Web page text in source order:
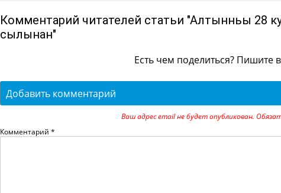
Комментарий читателей статьи "Алтынньы 28
сылынан"
Есть чем поделиться? Пишите
Добавить комментарий
Ваш адрес email не будет опубликован.
Комментарий *